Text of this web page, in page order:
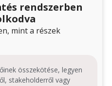
rendszerben
mint a részek
összekötése, legyen
stakeholderről vagy